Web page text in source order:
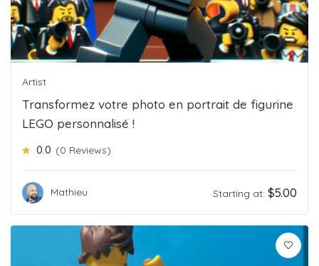
Artist
Transformez votre photo en portrait de figurine
LEGO personnalisé !
0.0 (0 Reviews)
Mathieu Starting at: $5.00